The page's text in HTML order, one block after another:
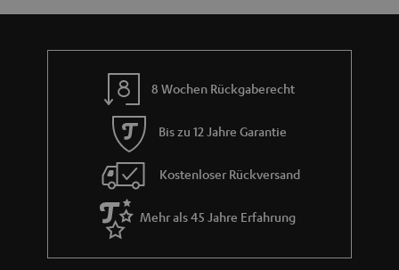
r
a
n
8 Wochen Rückgaberecht
Bis zu 12 Jahre Garantie
Kostenloser Rückversand
Mehr als 45 Jahre Erfahrung